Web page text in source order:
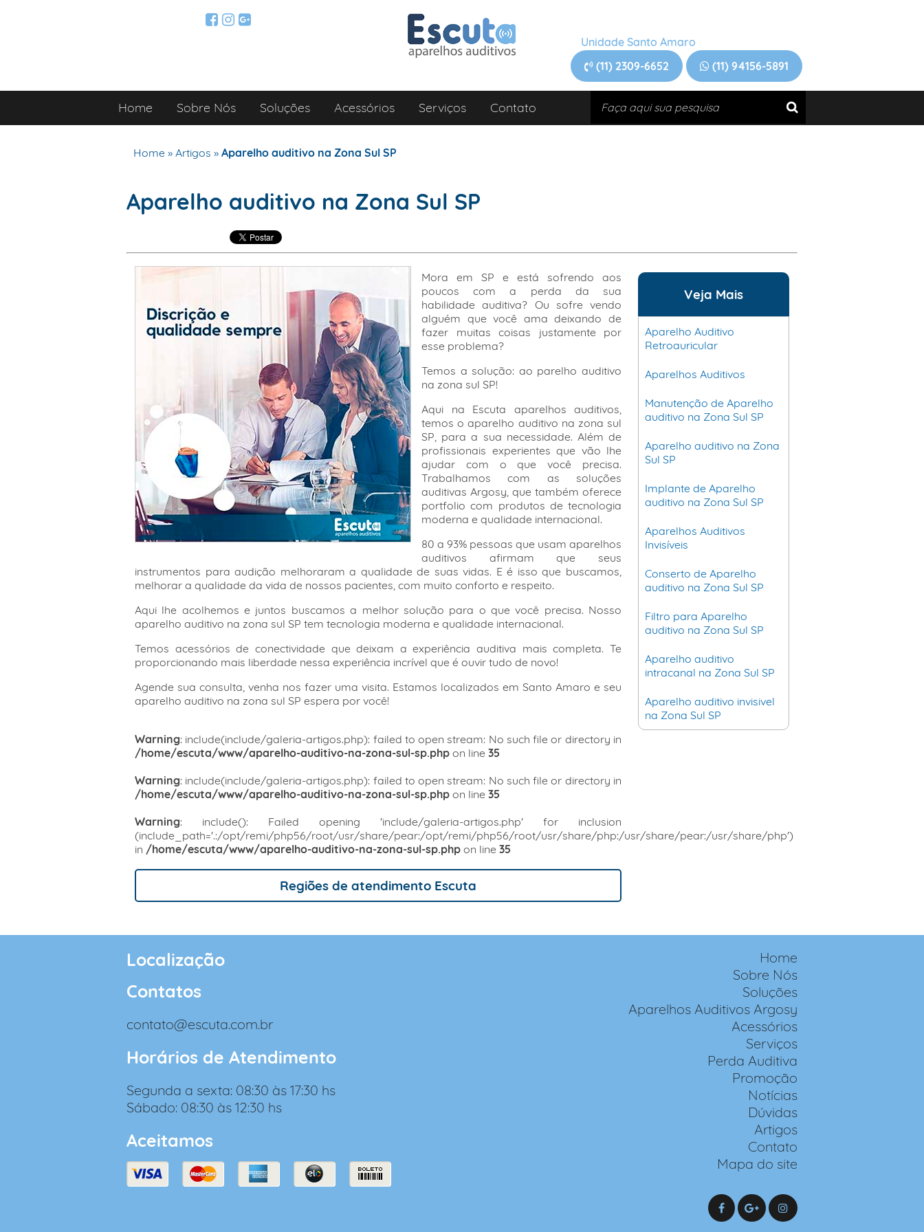
Unidade Santo Amaro
(11) 2309-6652 (11) 94156-5891
Home Sobre Nós Soluções Acessórios Serviços Contato
Home » Artigos » Aparelho auditivo na Zona Sul SP
Aparelho auditivo na Zona Sul SP
Mora em SP e está sofrendo aos
poucos com a perda da sua
habilidade auditiva? Ou sofre vendo
alguém que você ama deixando de
fazer muitas coisas justamente por
esse problema?
Temos a solução: ao parelho auditivo
na zona sul SP!
Aqui na Escuta aparelhos auditivos,
temos o aparelho auditivo na zona sul
SP, para a sua necessidade. Além de
profissionais experientes que vão lhe
ajudar com o que você precisa.
Trabalhamos com as soluções
auditivas Argosy, que também oferece
portfolio com produtos de tecnologia
moderna e qualidade internacional.
80 a 93% pessoas que usam aparelhos
auditivos afirmam que seus
instrumentos para audição melhoraram a qualidade de suas vidas. E é isso que buscamos,
melhorar a qualidade da vida de nossos pacientes, com muito conforto e respeito.
Aqui lhe acolhemos e juntos buscamos a melhor solução para o que você precisa. Nosso
aparelho auditivo na zona sul SP tem tecnologia moderna e qualidade internacional.
Temos acessórios de conectividade que deixam a experiência auditiva mais completa. Te
proporcionando mais liberdade nessa experiência incrível que é ouvir tudo de novo!
Agende sua consulta, venha nos fazer uma visita. Estamos localizados em Santo Amaro e seu
aparelho auditivo na zona sul SP espera por você!
Warning: include(include/galeria-artigos.php): failed to open stream: No such file or directory in
/home/escuta/www/aparelho-auditivo-na-zona-sul-sp.php on line 35
Warning: include(include/galeria-artigos.php): failed to open stream: No such file or directory in
/home/escuta/www/aparelho-auditivo-na-zona-sul-sp.php on line 35
Warning: include(): Failed opening 'include/galeria-artigos.php' for inclusion
(include_path='.:/opt/remi/php56/root/usr/share/pear:/opt/remi/php56/root/usr/share/php:/usr/share/pear:/usr/share/php')
in /home/escuta/www/aparelho-auditivo-na-zona-sul-sp.php on line 35
Regiões de atendimento Escuta
Veja Mais
Aparelho Auditivo
Retroauricular
Aparelhos Auditivos
Manutenção de Aparelho
auditivo na Zona Sul SP
Aparelho auditivo na Zona
Sul SP
Implante de Aparelho
auditivo na Zona Sul SP
Aparelhos Auditivos
Invisíveis
Conserto de Aparelho
auditivo na Zona Sul SP
Filtro para Aparelho
auditivo na Zona Sul SP
Aparelho auditivo
intracanal na Zona Sul SP
Aparelho auditivo invisivel
na Zona Sul SP
Localização
Contatos
contato@escuta.com.br
Horários de Atendimento
Segunda a sexta: 08:30 às 17:30 hs
Sábado: 08:30 às 12:30 hs
Aceitamos
Home
Sobre Nós
Soluções
Aparelhos Auditivos Argosy
Acessórios
Serviços
Perda Auditiva
Promoção
Notícias
Dúvidas
Artigos
Contato
Mapa do site